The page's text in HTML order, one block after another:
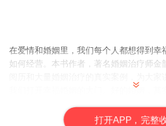
在爱情和婚姻里，我们每个人都想得到幸
如何经营。本书作者，著名婚姻治疗师金
我们打开幸福婚姻的大门。好的婚姻，其
打开APP，完整